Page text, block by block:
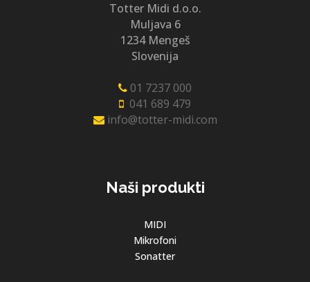
Totter Midi d.o.o.
Muljava 6
1234 Mengeš
Slovenija
01 7237 000
041 689 479
info@totter-midi.com
Naši produkti
MIDI
Mikrofoni
Sonatter